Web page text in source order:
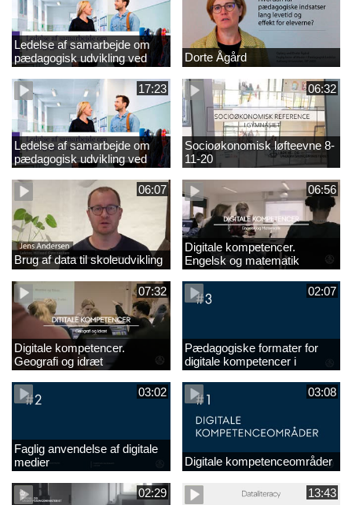
Ledelse af samarbejde om
pædagogisk udvikling ved
EVA 18-11-20
Dorte Ågård
17:23
Ledelse af samarbejde om
pædagogisk udvikling ved
EVA
06:32
Socioøkonomisk løfteevne 8-
11-20
06:07
Brug af data til skoleudvikling
06:56
Digitale kompetencer.
Engelsk og matematik
07:32
Digitale kompetencer.
Geografi og idræt
02:07
Pædagogiske formater for
digitale kompetencer i
undervisningen
03:02
Faglig anvendelse af digitale
medier
03:08
Digitale kompetenceområder
02:29 13:43